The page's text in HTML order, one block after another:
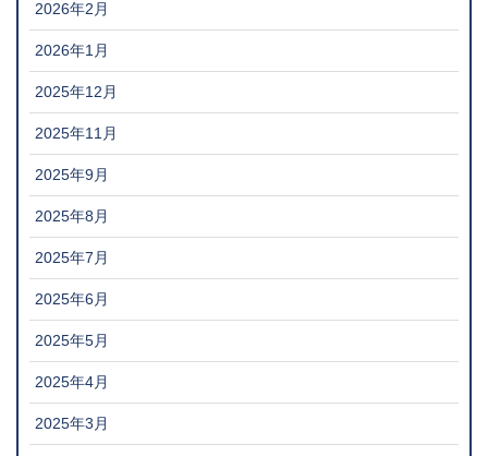
2026年2月
2026年1月
2025年12月
2025年11月
2025年9月
2025年8月
2025年7月
2025年6月
2025年5月
2025年4月
2025年3月